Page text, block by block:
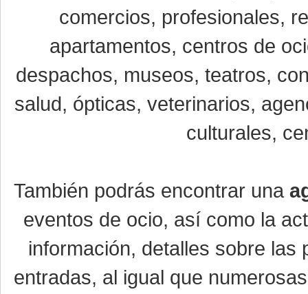
comercios, profesionales,
apartamentos, centros de
despachos, museos, teatros,
salud, ópticas, veterinarios,
culturales,
También podrás encontrar una
eventos de ocio, así como la
información, detalles sobre
entradas, al igual que